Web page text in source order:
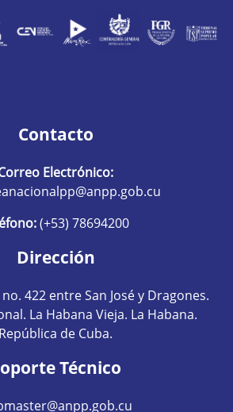
Contacto
Electrónico:
(+53) 78694200
Dirección
422 entre San José y Dragones.
La Habana Vieja. La Habana.
República de Cuba.
Técnico